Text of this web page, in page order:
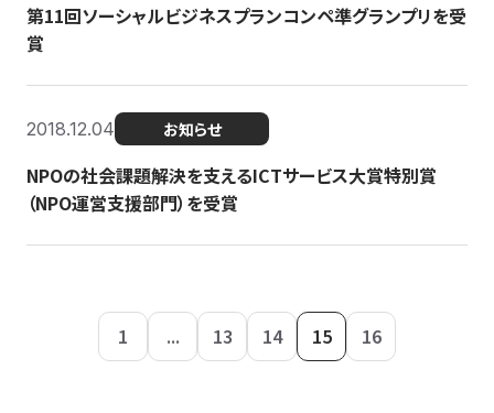
第11回ソーシャルビジネスプランコンペ準グランプリを受
賞
2018.12.04 お知らせ
NPOの社会課題解決を支えるICTサービス大賞特別賞
（NPO運営支援部門）を受賞
1 ... 13 14 15 16